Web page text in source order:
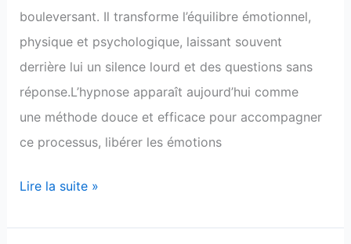
bouleversant. Il transforme l’équilibre émotionnel,
physique et psychologique, laissant souvent
derrière lui un silence lourd et des questions sans
réponse.L’hypnose apparaît aujourd’hui comme
une méthode douce et efficace pour accompagner
ce processus, libérer les émotions
Lire la suite »